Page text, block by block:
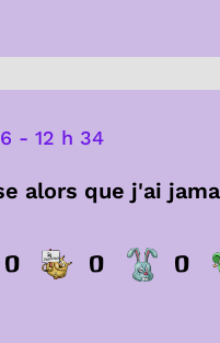
- 12 h 34
alors que j'ai
0 0 0